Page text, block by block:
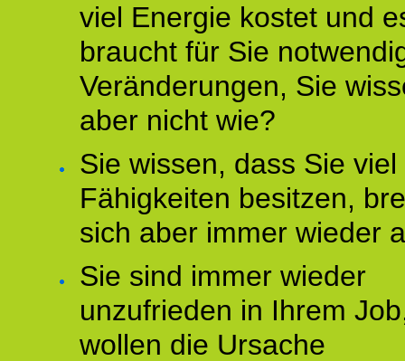
viel Energie kostet und
braucht für Sie
Veränderungen, Sie
aber nicht wie?
Sie wissen, dass Sie
Fähigkeiten besitzen,
sich aber immer wieder
Sie sind immer wieder
unzufrieden in Ihrem
wollen die Ursache